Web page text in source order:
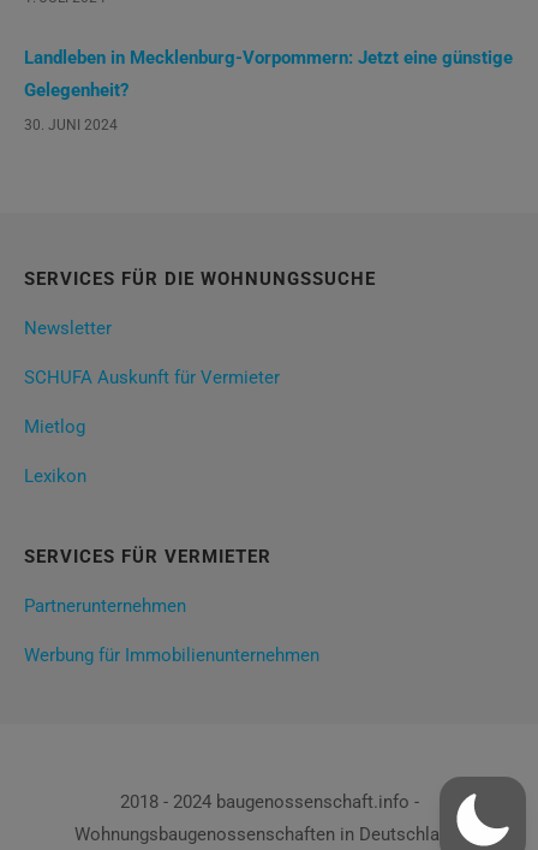
Landleben in Mecklenburg-Vorpommern: Jetzt eine günstige
Gelegenheit?
30. JUNI 2024
SERVICES FÜR DIE WOHNUNGSSUCHE
Newsletter
SCHUFA Auskunft für Vermieter
Mietlog
Lexikon
SERVICES FÜR VERMIETER
Partnerunternehmen
Werbung für Immobilienunternehmen
2018 - 2024 baugenossenschaft.info -
Wohnungsbaugenossenschaften in Deutschland!